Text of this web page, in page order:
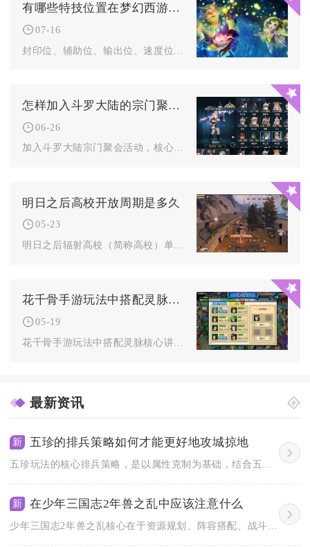
有哪些特技位置在梦幻西游中是不可或缺的搭配策略呢
07-16
怎样加入斗罗大陆的宗门聚会活动
06-26
加入斗罗大陆宗门聚会活动，核心是先满足等级与主线解锁宗门，再...
明日之后高校开放周期是多久
05-23
明日之后辐射高校（简称高校）单次开放周期约为45天，赛季与赛...
花千骨手游玩法中搭配灵脉有什么讲究
05-19
花千骨手游玩法中搭配灵脉核心讲究以激活最多羁绊属性为优先，结...
最新资讯
新 五珍的排兵策略如何才能更好地攻城掠地
新 在少年三国志2年兽之乱中应该注意什么